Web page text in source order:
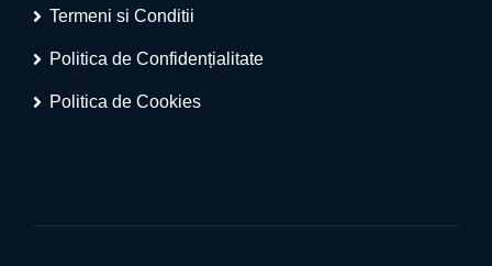
Termeni si Conditii
Politica de Confidențialitate
Politica de Cookies